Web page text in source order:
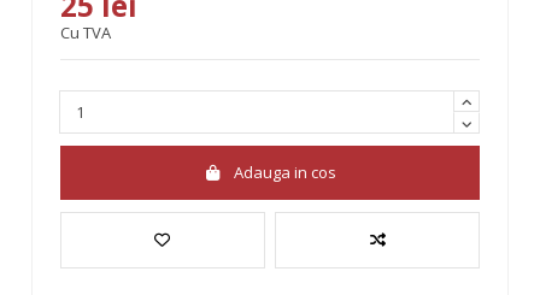
Cu TVA
Adauga in cos